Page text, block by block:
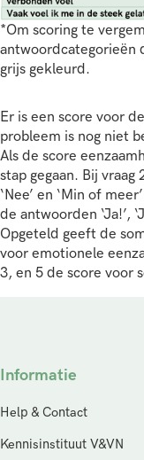
*Om scoring te
antwoordcategorieën
grijs gekleurd.
Er is een score voor
probleem is nog niet
Als de score
stap gegaan. Bij vraag
‘Nee’ en ‘Min of
de antwoorden ‘Ja!’,
Opgeteld geeft de
voor emotionele
3, en 5 de score voor
Informatie
Help & Contact
Kennisinstituut V&VN